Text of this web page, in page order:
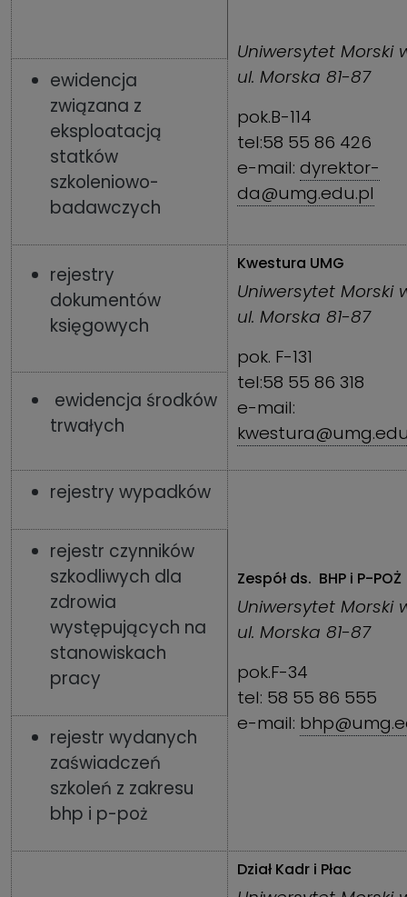
Uniwersytet Morski
ul. Morska 81-87
pok.B-114
tel:58 55 86 426
e-mail: dyrektor-
da@umg.edu.pl
ewidencja
związana z
eksploatacją
statków
szkoleniowo-
badawczych
rejestry
dokumentów
księgowych
Kwestura UMG
Uniwersytet Morski
ul. Morska 81-87
pok. F-131
tel:58 55 86 318
e-mail:
ewidencja środków
trwałych
rejestry wypadków
Zespół ds. BHP i P-POŻ
Uniwersytet Morski
ul. Morska 81-87
pok.F-34
tel: 58 55 86 555
e-mail:
rejestr czynników
szkodliwych dla
zdrowia
występujących na
stanowiskach
pracy
rejestr wydanych
zaświadczeń
szkoleń z zakresu
bhp i p-poż
Dział Kadr i Płac